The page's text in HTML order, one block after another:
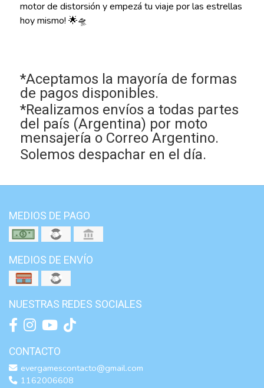
motor de distorsión y empezá tu viaje por las estrellas
hoy mismo! 🌟🛸
*Aceptamos la mayoría de formas
de pagos disponibles.
*Realizamos envíos a todas partes
del país (Argentina) por moto
mensajería o Correo Argentino.
Solemos despachar en el día.
MEDIOS DE PAGO
MEDIOS DE ENVÍO
NUESTRAS REDES SOCIALES
CONTACTO
evergamescontacto@gmail.com
1162006608